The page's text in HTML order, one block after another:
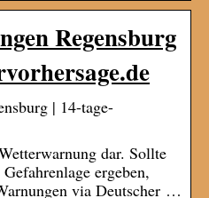
Regensburg
| 14-tage-
dar. Sollte
ergeben,
via Deutscher …